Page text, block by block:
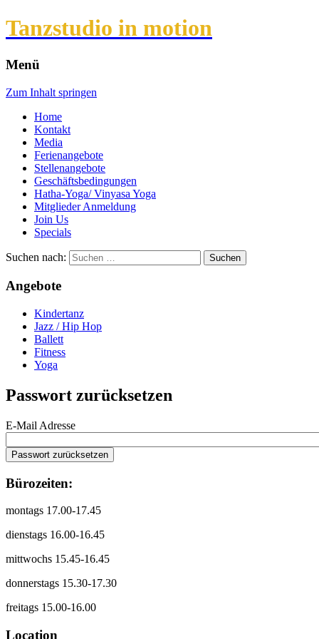
Tanzstudio in motion
Menü
Zum Inhalt springen
Home
Kontakt
Media
Ferienangebote
Stellenangebote
Geschäftsbedingungen
Hatha-Yoga/ Vinyasa Yoga
Mitglieder Anmeldung
Join Us
Specials
Suchen nach:
Angebote
Kindertanz
Jazz / Hip Hop
Ballett
Fitness
Yoga
Passwort zurücksetzen
E-Mail Adresse
Bürozeiten:
montags 17.00-17.45
dienstags 16.00-16.45
mittwochs 15.45-16.45
donnerstags 15.30-17.30
freitags 15.00-16.00
Location